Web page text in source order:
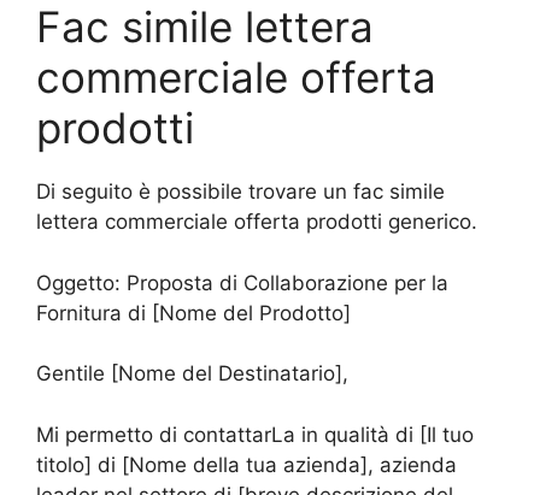
Fac simile lettera
commerciale offerta
prodotti
Di seguito è possibile trovare un fac simile
lettera commerciale offerta prodotti generico.
Oggetto: Proposta di Collaborazione per la
Fornitura di [Nome del Prodotto]
Gentile [Nome del Destinatario],
Mi permetto di contattarLa in qualità di [Il tuo
titolo] di [Nome della tua azienda], azienda